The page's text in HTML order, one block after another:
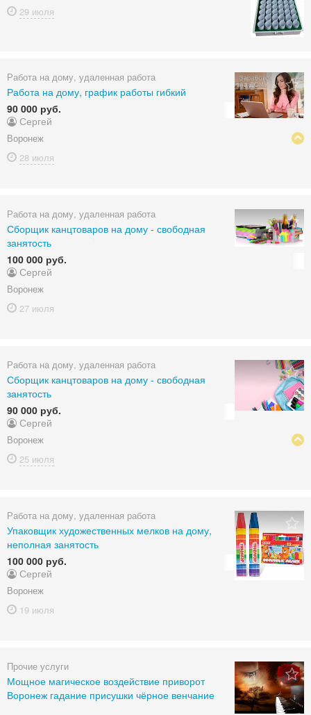
29 июля
Работа на дому, удаленная работа
Работа на дому, график работы гибкий
90 000 руб.
Сергей
Воронеж
28 июля
Работа на дому, удаленная работа
Сборщик канцтоваров на дому - свободная
занятость
100 000 руб.
Сергей
Воронеж
27 июля
Работа на дому, удаленная работа
Сборщик канцтоваров на дому - свободная
занятость
90 000 руб.
Сергей
Воронеж
25 июля
Работа на дому, удаленная работа
Упаковщик художественных мелков на дому,
неполная занятость
100 000 руб.
Сергей
Воронеж
19 июля
Прочие услуги
Мощное магическое воздействие приворот
Воронеж гадание присушки чёрное венчание